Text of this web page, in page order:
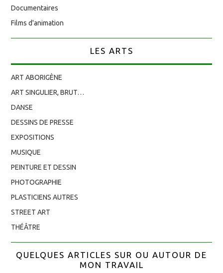
Documentaires
Films d'animation
LES ARTS
ART ABORIGÈNE
ART SINGULIER, BRUT…
DANSE
DESSINS DE PRESSE
EXPOSITIONS
MUSIQUE
PEINTURE ET DESSIN
PHOTOGRAPHIE
PLASTICIENS AUTRES
STREET ART
THÉÂTRE
QUELQUES ARTICLES SUR OU AUTOUR DE
MON TRAVAIL